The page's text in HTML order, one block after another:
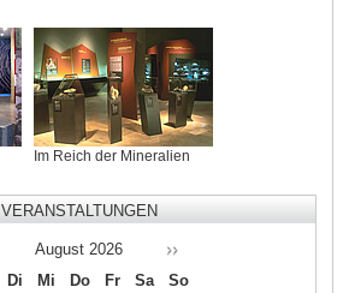
Im Reich der Mineralien
VERANSTALTUNGEN
August 2026
Di Mi Do Fr Sa
So